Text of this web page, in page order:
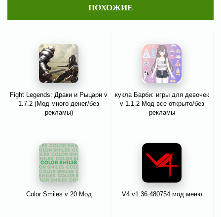
ПОХОЖИЕ
Fight Legends: Драки и Рыцари v
1.7.2 (Мод много денег/без
рекламы)
кукла Барби: игры для девочек
v 1.1.2 Мод все открыто/без
рекламы
Color Smiles v 20 Мод V4 v1.36.480754 мод меню